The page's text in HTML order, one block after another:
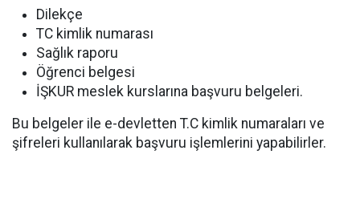
Dilekçe
TC kimlik numarası
Sağlık raporu
Öğrenci belgesi
İŞKUR meslek kurslarına başvuru belgeleri.
Bu belgeler ile e-devletten T.C kimlik numaraları ve
şifreleri kullanılarak başvuru işlemlerini yapabilirler.